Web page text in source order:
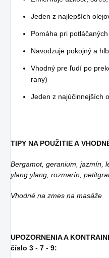
Jeden z najlepších
Pomáha pri
Navodzuje pokojný a
Vhodný pre ľudí po
rany)
Jeden z najúčinnejších
TIPY NA POUŽITIE A
Bergamot, geranium, jazmín,
ylang ylang, rozmarín,
Vhodné na zmes na masáže
UPOZORNENIA A
číslo 3 - 7 - 9: